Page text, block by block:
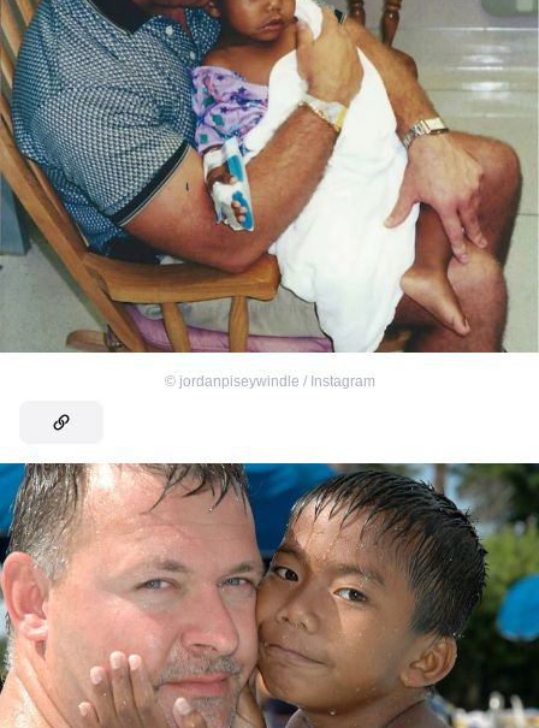
© jordanpiseywindle / Instagram